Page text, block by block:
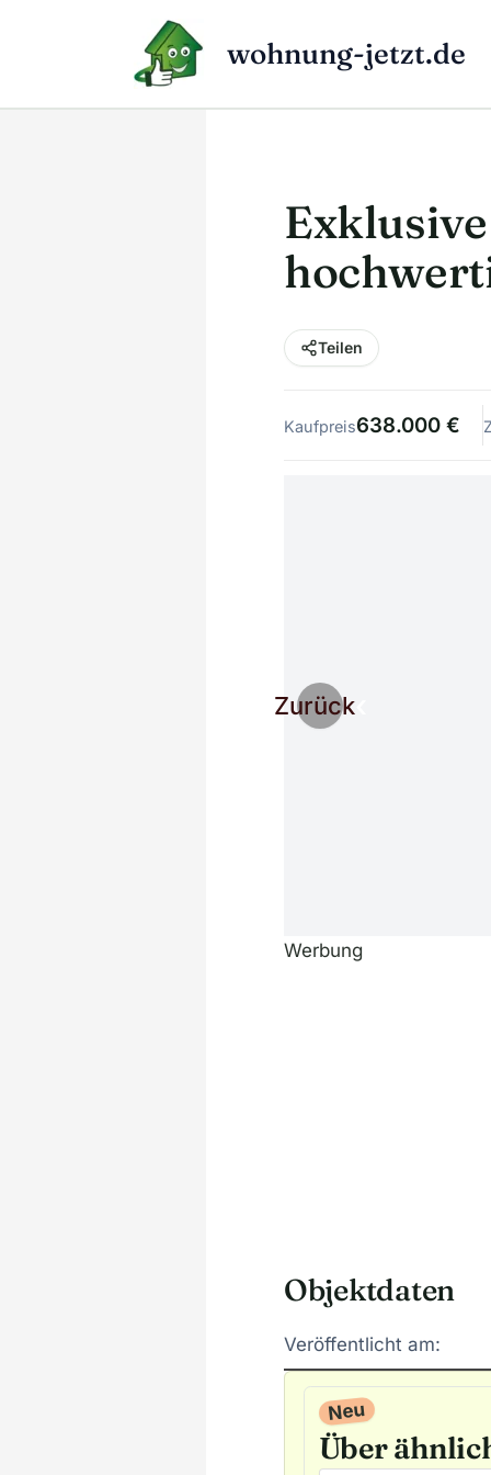
wohnung-jetzt.de
Teilen
Kaufpreis638.000 €
Zurück
Werbung
Objektdaten
Veröffentlicht am:
Neu
Über